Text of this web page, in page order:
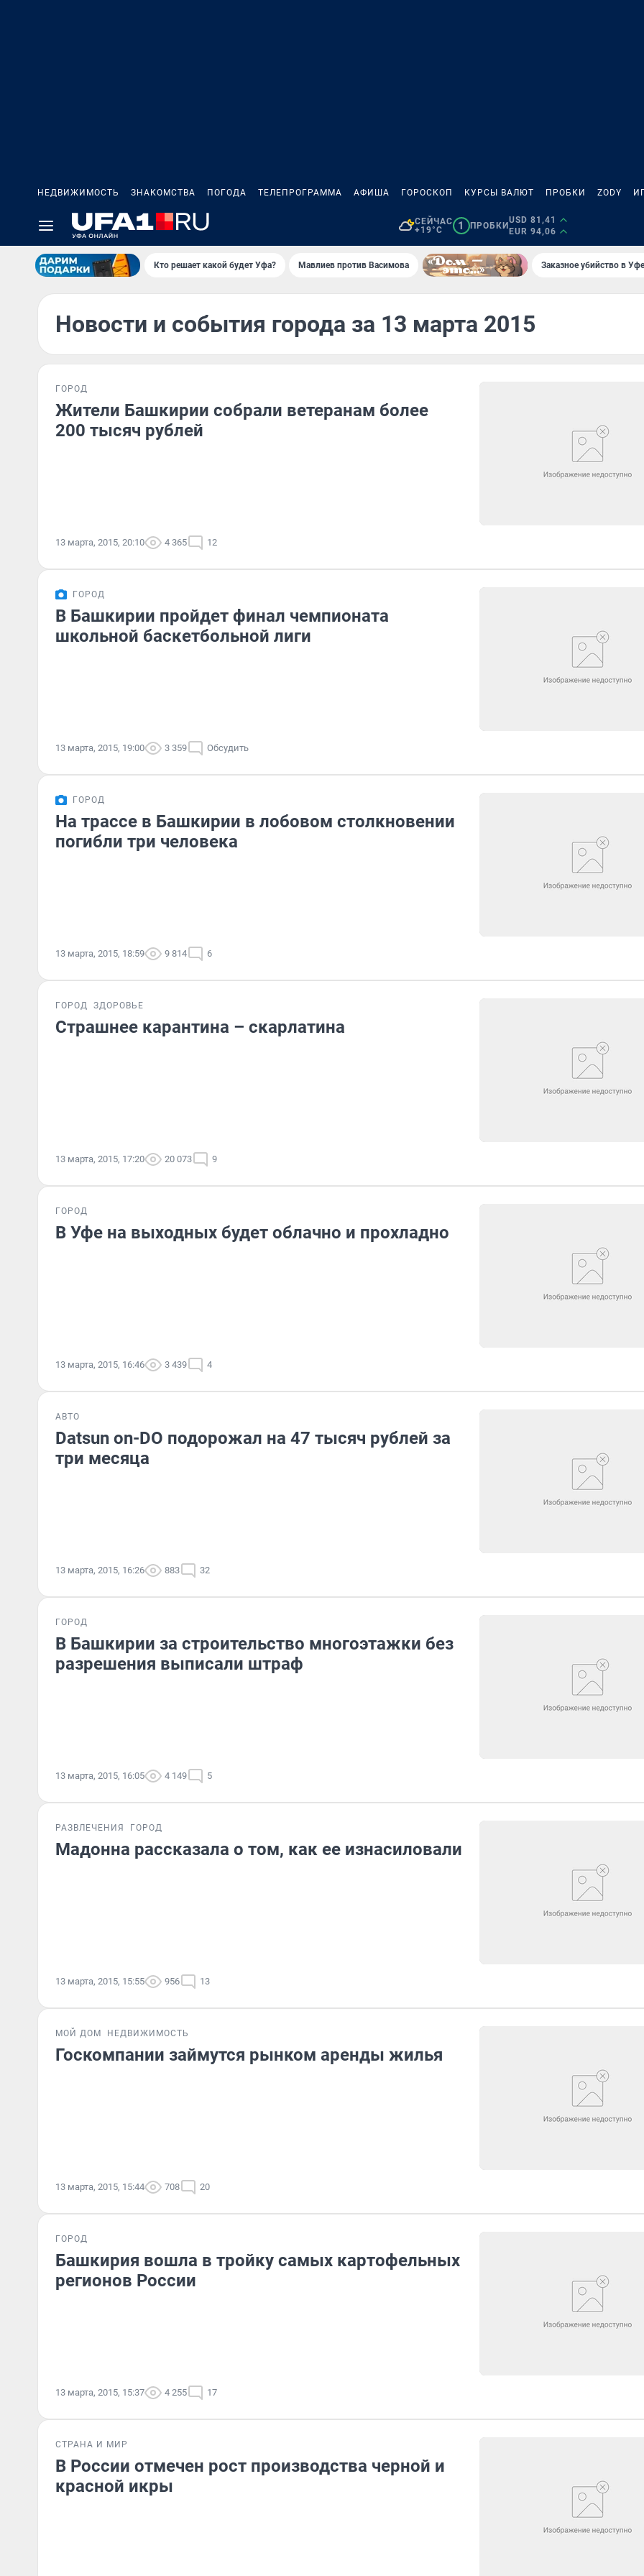
НЕДВИЖИМОСТЬ ЗНАКОМСТВА ПОГОДА ТЕЛЕПРОГРАММА АФИША ГОРОСКОП КУРСЫ ВАЛЮТ ПРОБКИ ZODY
СЕЙЧАС
+19°C
1 ПРОБКИ
USD 81,41
EUR 94,06
Кто решает какой будет Уфа? Мавлиев против Васимова Заказное убийство в
Новости и события города за 13 марта 2015
ГОРОД
Жители Башкирии собрали ветеранам более
200 тысяч рублей
13 марта, 2015, 20:10 4 365 12
ГОРОД
В Башкирии пройдет финал чемпионата
школьной баскетбольной лиги
13 марта, 2015, 19:00 3 359 Обсудить
ГОРОД
На трассе в Башкирии в лобовом столкновении
погибли три человека
13 марта, 2015, 18:59 9 814 6
ГОРОД ЗДОРОВЬЕ
Страшнее карантина – скарлатина
13 марта, 2015, 17:20 20 073 9
ГОРОД
В Уфе на выходных будет облачно и прохладно
13 марта, 2015, 16:46 3 439 4
АВТО
Datsun on-DO подорожал на 47 тысяч рублей за
три месяца
13 марта, 2015, 16:26 883 32
ГОРОД
В Башкирии за строительство многоэтажки без
разрешения выписали штраф
13 марта, 2015, 16:05 4 149 5
РАЗВЛЕЧЕНИЯ ГОРОД
Мадонна рассказала о том, как ее изнасиловали
13 марта, 2015, 15:55 956 13
МОЙ ДОМ НЕДВИЖИМОСТЬ
Госкомпании займутся рынком аренды жилья
13 марта, 2015, 15:44 708 20
ГОРОД
Башкирия вошла в тройку самых картофельных
регионов России
13 марта, 2015, 15:37 4 255 17
СТРАНА И МИР
В России отмечен рост производства черной и
красной икры